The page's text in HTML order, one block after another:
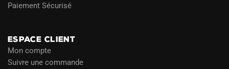
Paiement Sécurisé
ESPACE CLIENT
Mon compte
Suivre une commande